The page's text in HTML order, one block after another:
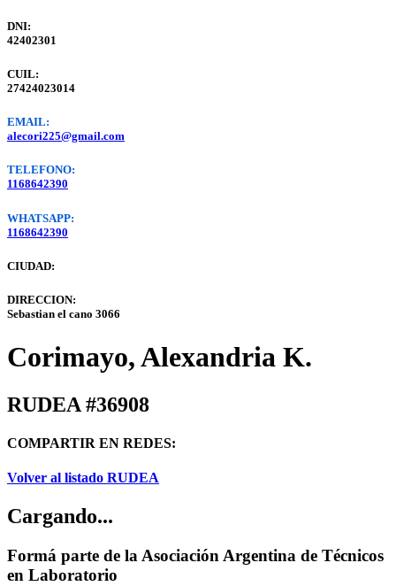
DNI:
42402301
CUIL:
27424023014
EMAIL:
alecori225@gmail.com
TELEFONO:
1168642390
WHATSAPP:
1168642390
CIUDAD:
DIRECCION:
Sebastian el cano 3066
Corimayo, Alexandria K.
RUDEA #36908
COMPARTIR EN REDES:
Volver al listado RUDEA
Cargando...
Formá parte de la Asociación Argentina de Técnicos
en Laboratorio